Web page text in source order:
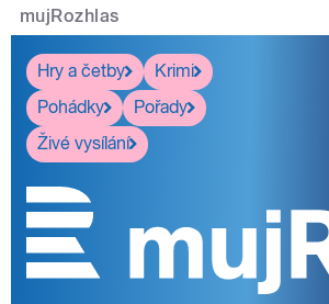
mujRozhlas
Hry a četby
Krimi
Pohádky
Pořady
Živé vysílání